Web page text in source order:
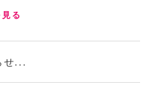
る
せ...